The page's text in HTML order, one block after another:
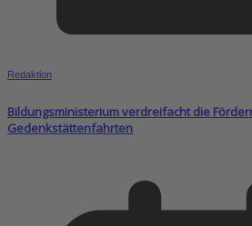
Redaktion
Bildungsministerium verdreifacht die
Gedenkstättenfahrten